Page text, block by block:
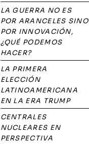
LA GUERRA NO ES
POR ARANCELES SINO
POR INNOVACIÓN,
¿QUÉ PODEMOS
HACER?
LA PRIMERA
ELECCIÓN
LATINOAMERICANA
EN LA ERA TRUMP
CENTRALES
NUCLEARES EN
PERSPECTIVA